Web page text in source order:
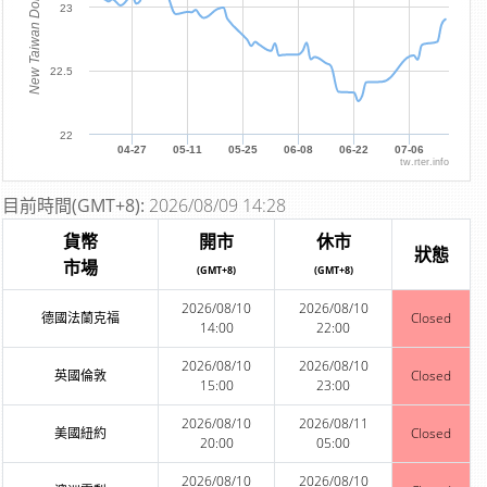
New Taiwan Dollar
04-27 05-11 05-25 06-08 06-22 07-06
22
22.5
23
tw.rter.info
目前時間(GMT+8): 2026/08/09 14:28
貨幣
市場
開市
(GMT+8)
休市
(GMT+8)
狀態
德國法蘭克福
2026/08/10
14:00
2026/08/10
22:00
Closed
英國倫敦
2026/08/10
15:00
2026/08/10
23:00
Closed
美國紐約
2026/08/10
20:00
2026/08/11
05:00
Closed
2026/08/10 2026/08/10